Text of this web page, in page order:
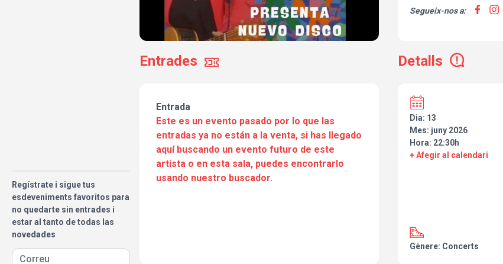
Regístrate i sigue tus
esdeveniments favoritos para
no quedarte sin entrades i
estar al tanto de todas las
novedades
Segueix-nos a:
Entrades Detalls
Entrada
Este es un evento pasado por lo que las
entradas ya no están a la venta, si has llegado
aquí buscando un evento futuro de este
artista o en esta sala, puedes encontrarlo
usando nuestro buscador.
Dia: 13
Mes: juny 2026
Hora: 22:30h
+ Afegir al calendari
Gènere: Concerts